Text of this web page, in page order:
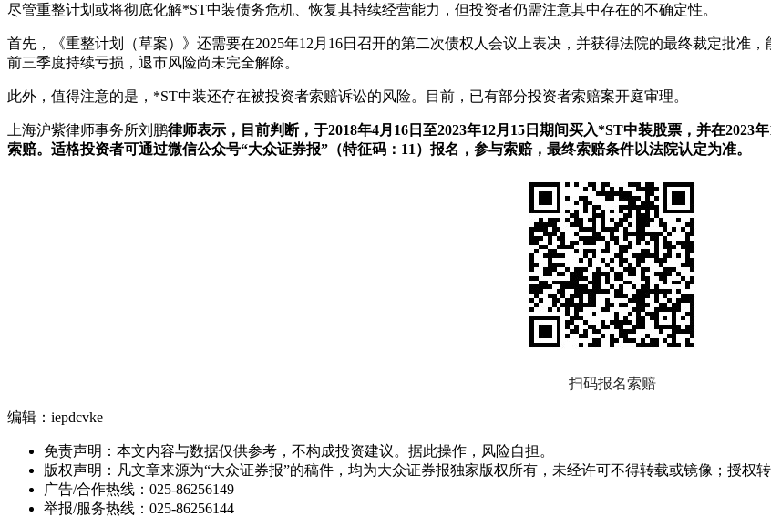
尽管重整计划或将彻底化解*ST中装债务危机、恢复其持续经营能力，但投资者仍需注意其中存在的不确定性。
首先，《重整计划（草案）》还需要在2025年12月16日召开的第二次债权人会议上表决，并获得法院的最终裁定批准
前三季度持续亏损，退市风险尚未完全解除。
此外，值得注意的是，*ST中装还存在被投资者索赔诉讼的风险。目前，已有部分投资者索赔案开庭审理。
上海沪紫律师事务所刘鹏律师表示，目前判断，于2018年4月16日至2023年12月15日期间买入*ST中装股票，并在
索赔。适格投资者可通过微信公众号“大众证券报”（特征码：11）报名，参与索赔，最终索赔条件以法院认定为准。
扫码报名索赔
编辑：iepdcvke
免责声明：本文内容与数据仅供参考，不构成投资建议。据此操作，风险自担。
版权声明：凡文章来源为“大众证券报”的稿件，均为大众证券报独家版权所有，未经许可不得转载或镜像；授权
广告/合作热线：025-86256149
举报/服务热线：025-86256144